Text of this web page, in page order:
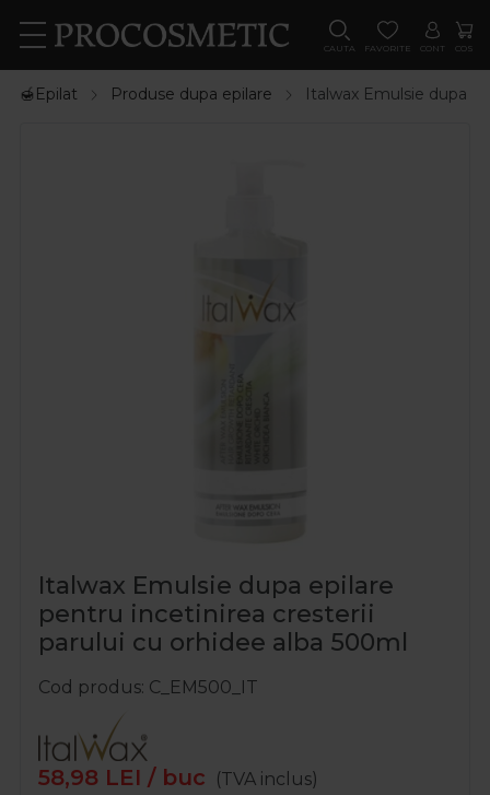
CAUTA FAVORITE CONT COS
🍯Epilat Produse dupa epilare Italwax Emulsie dupa
Italwax Emulsie dupa epilare
pentru incetinirea cresterii
parului cu orhidee alba 500ml
Cod produs C_EM500_IT
58,98 LEI / buc (TVA inclus)